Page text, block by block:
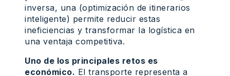
inversa, una (optimización de itinerarios
inteligente) permite reducir estas
ineficiencias y transformar la logística en
una ventaja competitiva.
Uno de los principales retos es
económico. El transporte representa a